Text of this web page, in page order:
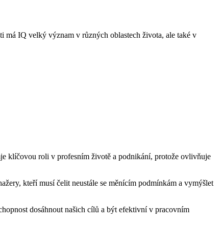
má IQ velký význam v různých oblastech života, ale také v
klíčovou roli v profesním životě a podnikání, protože ovlivňuje
kteří musí čelit neustále se měnícím podmínkám a vymýšlet
dosáhnout našich cílů a být efektivní v pracovním